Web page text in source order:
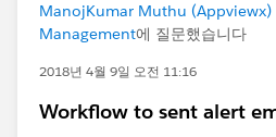
ManojKumar Muthu (Appviewx)
Management에 질문했습니다
2018년 4월 9일 오전 11:16
Workflow to sent alert